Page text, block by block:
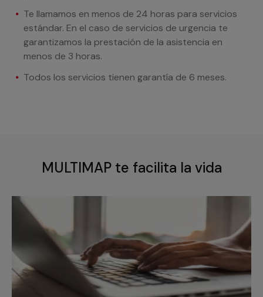
Te llamamos en menos de 24 horas para servicios
estándar. En el caso de servicios de urgencia te
garantizamos la prestación de la asistencia en
menos de 3 horas.
Todos los servicios tienen garantía de 6 meses.
MULTIMAP te facilita la vida